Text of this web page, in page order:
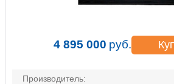
4 895 000 руб.
Производитель: